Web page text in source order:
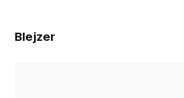
Blejzer